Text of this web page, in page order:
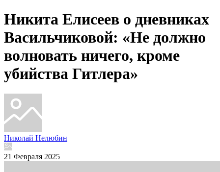
Никита Елисеев о дневниках
Васильчиковой: «Не должно
волновать ничего, кроме
убийства Гитлера»
Николай Нелюбин
21 Февраля 2025